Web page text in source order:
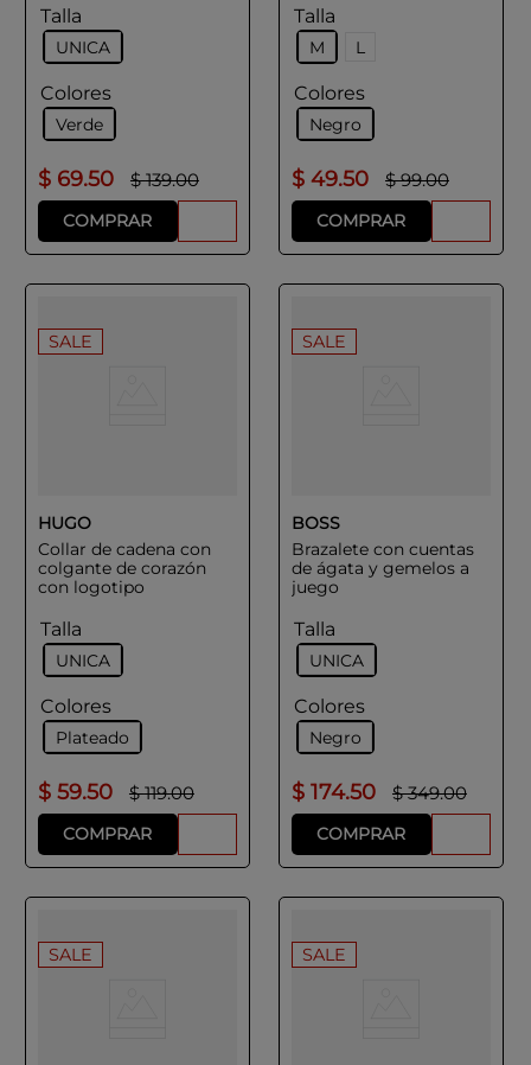
Colores
Verde
Talla
UNICA
$ 69.50 $ 139.00
COMPRAR
Colores
Negro
Talla
M L
$ 49.50 $ 99.00
COMPRAR
SALE
HUGO
Collar de cadena con
colgante de corazón
con logotipo
Colores
Plateado
Talla
UNICA
$ 59.50 $ 119.00
COMPRAR
SALE
BOSS
Brazalete con cuentas
de ágata y gemelos a
juego
Colores
Negro
Talla
UNICA
$ 174.50 $ 349.00
COMPRAR
SALE SALE